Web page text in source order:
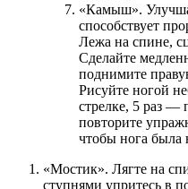
«Камыш».
способствует
Лежа на спине,
Сделайте
поднимите
Рисуйте ногой
стрелке, 5 раз —
повторите
чтобы нога была
«Мостик». Лягте на
ступнями упритесь в